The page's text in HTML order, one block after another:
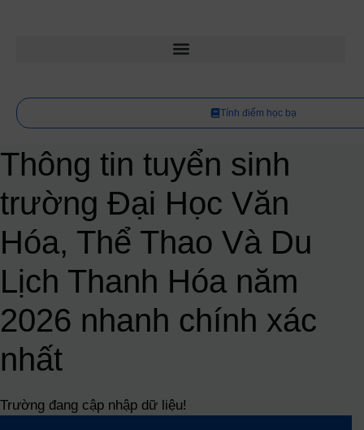
Tính điểm học bạ
Thông tin tuyển sinh
trường Đại Học Văn
Hóa, Thể Thao Và Du
Lịch Thanh Hóa năm
2026 nhanh chính xác
nhất
Trường đang cập nhập dữ liệu!